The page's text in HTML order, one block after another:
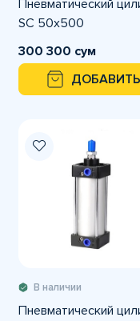
Пневматический
SC 50x500
300 300 сум
ДОБАВИТЬ
В наличии
Пневматический